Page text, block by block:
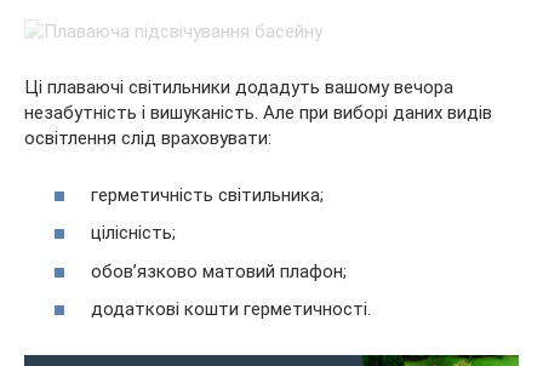
Ці плаваючі світильники додадуть вашому вечора
незабутність і вишуканість. Але при виборі даних видів
освітлення слід враховувати:
герметичність світильника;
цілісність;
обов’язково матовий плафон;
додаткові кошти герметичності.